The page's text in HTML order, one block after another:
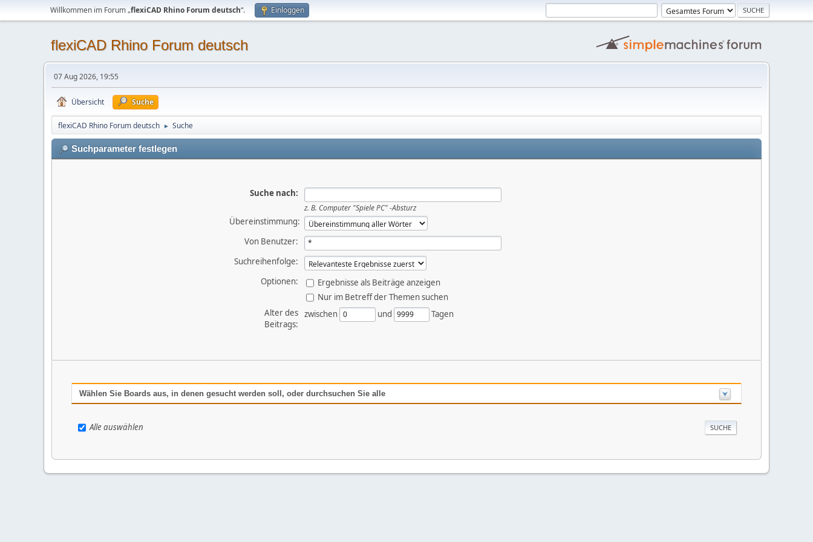
Willkommen im Forum „flexiCAD Rhino Forum deutsch“. Einloggen
flexiCAD Rhino Forum deutsch
07 Aug 2026, 19:55
Übersicht Suche
flexiCAD Rhino Forum deutsch ► Suche
Suchparameter festlegen
Suche nach:
z. B. Computer "Spiele PC" -Absturz
Übereinstimmung:
Von Benutzer:
Suchreihenfolge:
Optionen:
Ergebnisse als Beiträge anzeigen
Nur im Betreff der Themen suchen
Alter des
Beitrags:
zwischen und Tagen
Wählen Sie Boards aus, in denen gesucht werden soll, oder durchsuchen Sie alle
Alle auswählen